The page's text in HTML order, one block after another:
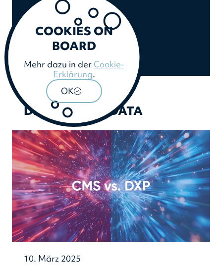
21. März 2025
DER NAME CODATA
10. März 2025
COOKIES ON
BOARD
Mehr dazu in der Cookie-
Erklärung.
OK